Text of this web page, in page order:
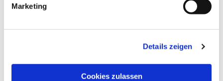
Marketing
Details zeigen
Cookies zulassen
Dies könnte Sie auch
interessieren